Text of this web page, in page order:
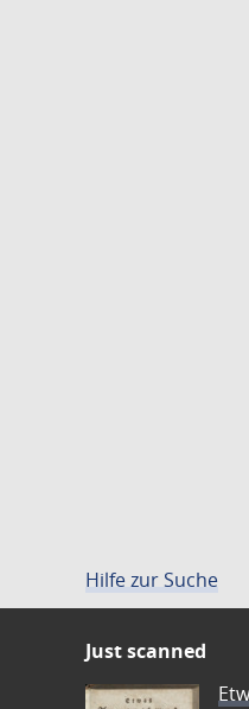
Hilfe zur Suche
Just scanned